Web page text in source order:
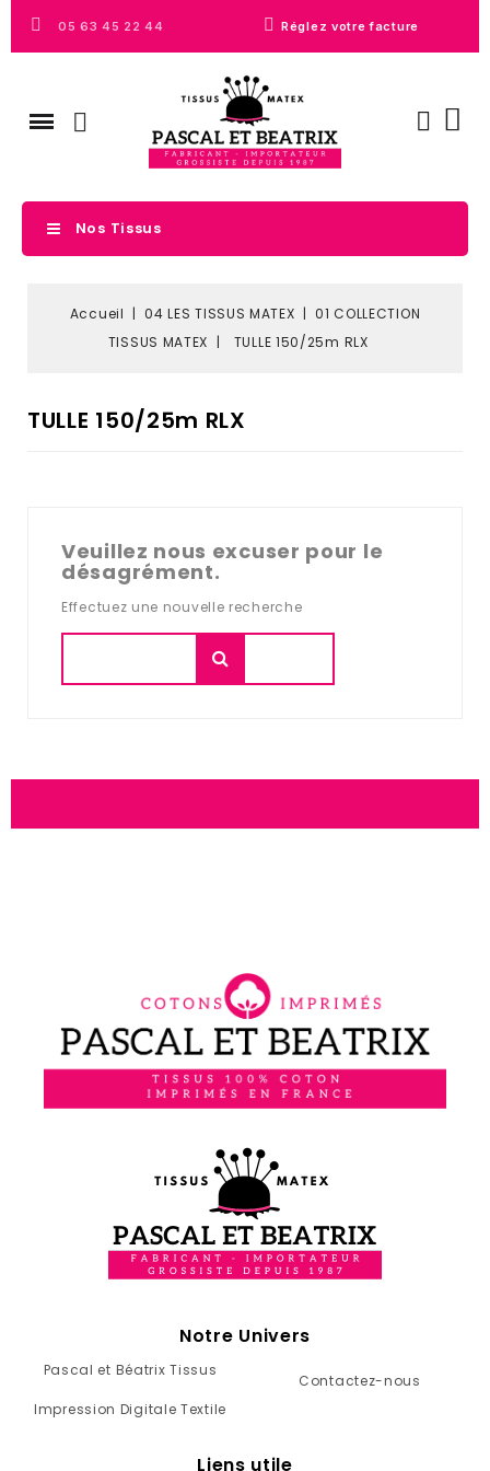
05 63 45 22 44 Réglez votre facture
Nos Tissus
Accueil 04 LES TISSUS MATEX
01 COLLECTION
TISSUS MATEX
TULLE 150/25m RLX
TULLE 150/25m RLX
Veuillez nous excuser pour le
désagrément.
Effectuez une nouvelle recherche
Notre Univers
Pascal et Béatrix Tissus
Impression Digitale Textile
Contactez-nous
Liens utile